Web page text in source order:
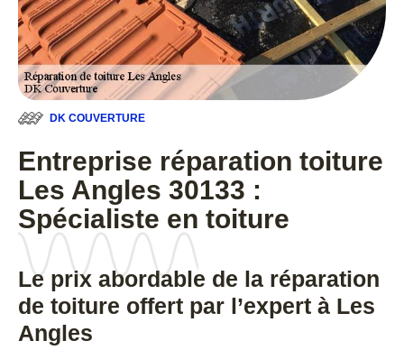
DK COUVERTURE
Entreprise réparation toiture
Les Angles 30133 :
Spécialiste en toiture
Le prix abordable de la réparation
de toiture offert par l’expert à Les
Angles